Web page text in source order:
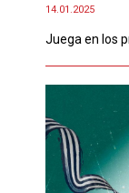
14.01.2025
Juega en los